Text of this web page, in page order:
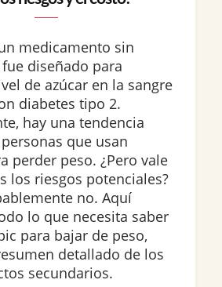
medicamento sin
diseñado para
de azúcar en la sangre
diabetes tipo 2.
hay una tendencia
que usan
perder peso. ¿Pero vale
los riesgos potenciales?
no. Aquí
lo que necesita saber
para bajar de peso,
detallado de los
secundarios.